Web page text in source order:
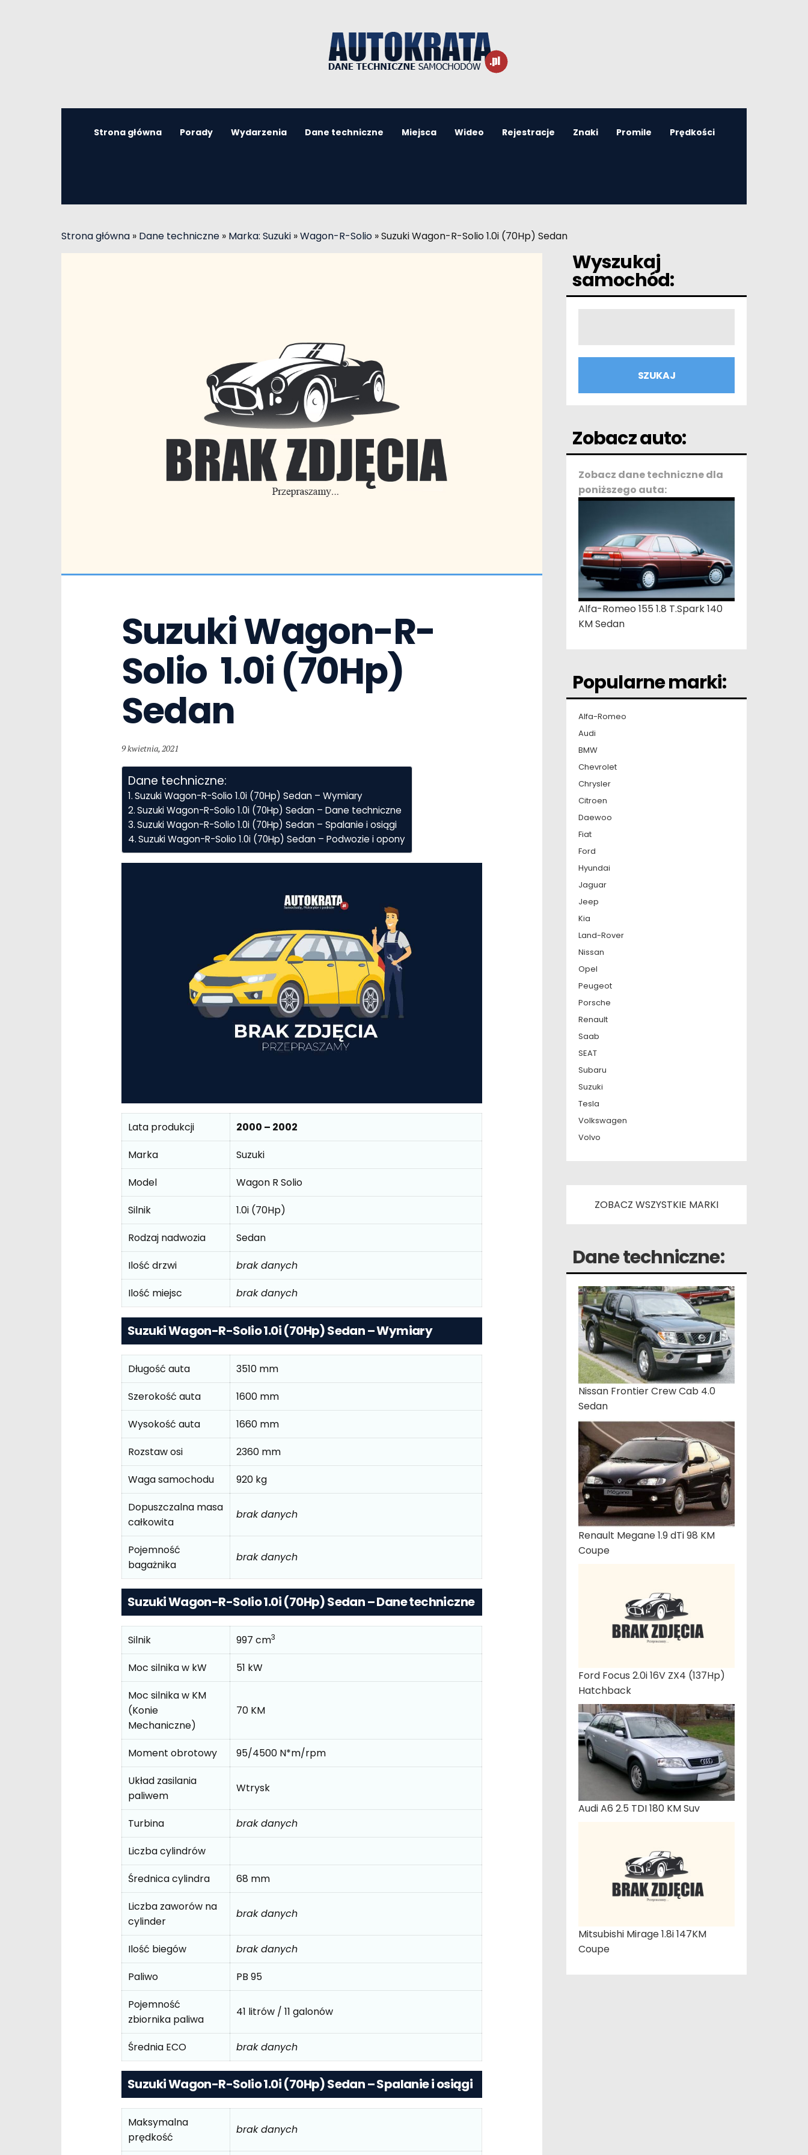
Strona główna Porady Wydarzenia Dane techniczne Miejsca Wideo Rejestracje Znaki Promile Prędkości
Strona główna » Dane techniczne » Marka: Suzuki »Wagon-R-Solio »Suzuki Wagon-R-Solio 1.0i (70Hp) Sedan
Suzuki Wagon-R-
Solio  1.0i (70Hp)
Sedan
9 kwietnia, 2021
Dane techniczne:
Suzuki Wagon-R-Solio 1.0i (70Hp) Sedan – Wymiary
Suzuki Wagon-R-Solio 1.0i (70Hp) Sedan – Dane techniczne
Suzuki Wagon-R-Solio 1.0i (70Hp) Sedan – Spalanie i osiągi
Suzuki Wagon-R-Solio 1.0i (70Hp) Sedan – Podwozie i opony
Lata produkcji
2000 – 2002
Marka
Suzuki
Model
Wagon R Solio
Silnik
1.0i (70Hp)
Rodzaj nadwozia
Sedan
Ilość drzwi
brak danych
Ilość miejsc
brak danych
Suzuki Wagon-R-Solio 1.0i (70Hp) Sedan – Wymiary
Długość auta
3510 mm
Szerokość auta
1600 mm
Wysokość auta
1660 mm
Rozstaw osi
2360 mm
Waga samochodu
920 kg
Dopuszczalna masa
całkowita
brak danych
Pojemność
bagażnika
brak danych
Suzuki Wagon-R-Solio 1.0i (70Hp) Sedan – Dane techniczne
Silnik 997 cm3
Moc silnika w kW
51 kW
Moc silnika w KM
(Konie
Mechaniczne)
70 KM
Moment obrotowy
95/4500 N*m/rpm
Układ zasilania
paliwem
Wtrysk
Turbina
brak danych
Liczba cylindrów
Średnica cylindra
68 mm
Liczba zaworów na
cylinder
brak danych
Ilość biegów
brak danych
Paliwo
PB 95
Pojemność
zbiornika paliwa
41 litrów / 11 galonów
Średnia ECO brak danych
Suzuki Wagon-R-Solio 1.0i (70Hp) Sedan – Spalanie i osiągi
Maksymalna
prędkość
brak danych
Wyszukaj
samochód:
Zobacz auto:
Zobacz dane techniczne dla
poniższego auta:
Alfa-Romeo 155 1.8 T.Spark 140
KM Sedan
Popularne marki:
Alfa-Romeo
Audi
BMW
Chevrolet
Chrysler
Citroen
Daewoo
Fiat
Ford
Hyundai
Jaguar
Jeep
Kia
Land-Rover
Nissan
Opel
Peugeot
Porsche
Renault
Saab
SEAT
Subaru
Suzuki
Tesla
Volkswagen
Volvo
ZOBACZ WSZYSTKIE MARKI
Dane techniczne:
Nissan Frontier Crew Cab 4.0
Sedan
Renault Megane 1.9 dTi 98 KM
Coupe
Ford Focus 2.0i 16V ZX4 (137Hp)
Hatchback
Audi A6 2.5 TDI 180 KM Suv
Mitsubishi Mirage 1.8i 147KM
Coupe